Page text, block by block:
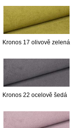
Kronos 17 olivově zelená
Kronos 22 ocelově šedá